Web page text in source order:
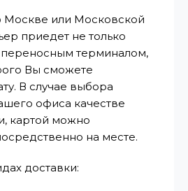
Москве или Московской
приедет не только
переносным терминалом,
Вы сможете
В случае выбора
офиса качестве
картой можно
на месте.
доставки: